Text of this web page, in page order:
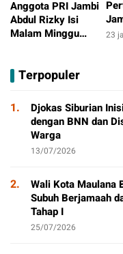
Anggota PRI Jambi
Abdul Rizky Isi
Malam Minggu
Aktivitas Positif
23
Terpopuler
1.
Djokas Siburian
dengan BNN dan
Warga
13/07/2026
2.
Wali Kota Maulana
Subuh Berjamaah
Tahap I
25/07/2026